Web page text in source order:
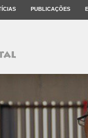
PUBLICAÇÕES